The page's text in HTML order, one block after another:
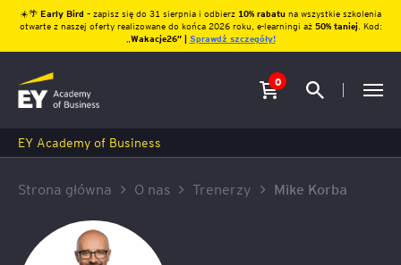
☀️🌴 Early Bird – zapisz się do 31 sierpnia i odbierz10% rabatu na wszystkie szkolenia
otwarte z naszej oferty realizowane do końca 2026 roku, e-learningi aż 50% taniej. Kod:
Wakacje26″ | Sprawdź szczegóły!
0
EY Academy of Business
Strona główna O nas Trenerzy Mike Korba